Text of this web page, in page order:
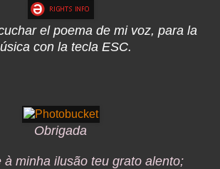
el poema de mi voz, para la
con la tecla ESC.
Obrigada
à minha ilusão teu grato alento;